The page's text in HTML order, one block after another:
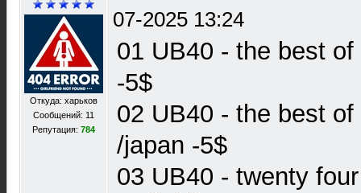
Откуда: харьков
Сообщений: 11
Репутация: 784
07-2025 13:24
01 UB40 - the best
-5$
02 UB40 - the best
/japan -5$
03 UB40 - twenty